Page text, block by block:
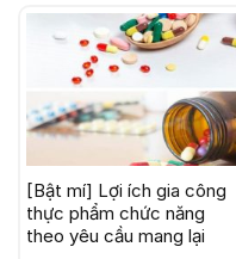
[Bật mí] Lợi ích gia công
thực phẩm chức năng
theo yêu cầu mang lại